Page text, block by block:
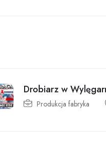
Drobiarz w
Produkcja fabryka